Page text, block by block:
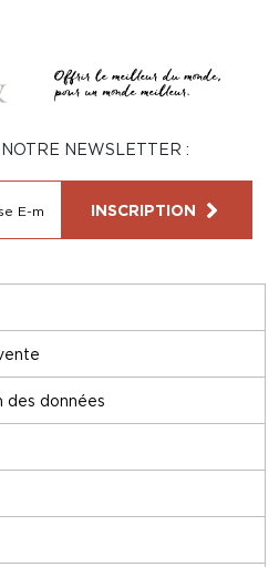
des données
NOTRE NEWSLETTER :
INSCRIPTION